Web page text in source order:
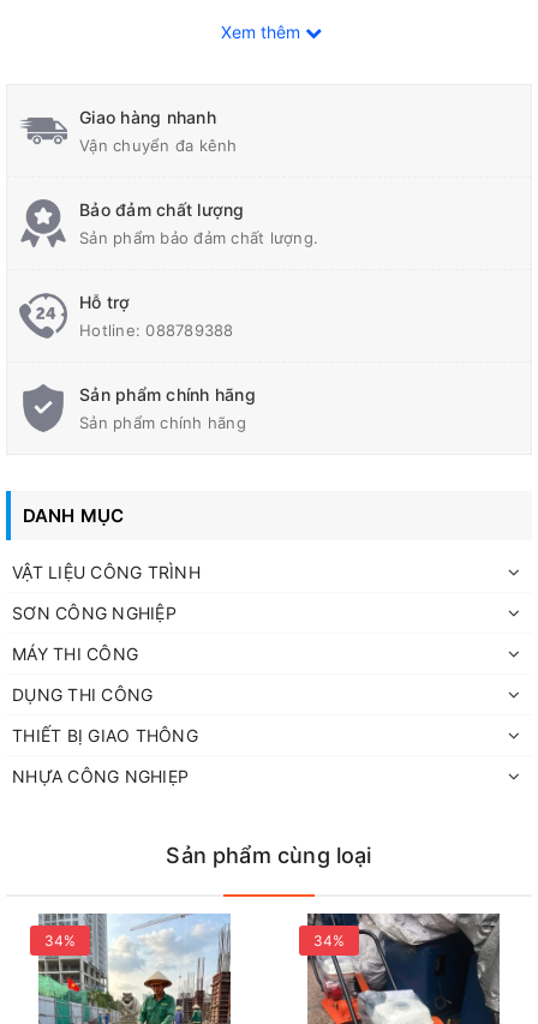
Xem thêm
Giao hàng nhanh
Vận chuyển đa kênh
Bảo đảm chất lượng
Sản phẩm bảo đảm chất lượng.
Hỗ trợ
Hotline:088789388
Sản phẩm chính hãng
Sản phẩm chính hãng
DANH MỤC
VẬT LIỆU CÔNG TRÌNH
SƠN CÔNG NGHIỆP
MÁY THI CÔNG
DỤNG THI CÔNG
THIẾT BỊ GIAO THÔNG
NHỰA CÔNG NGHIẸP
Sản phẩm cùng loại
34% 34%